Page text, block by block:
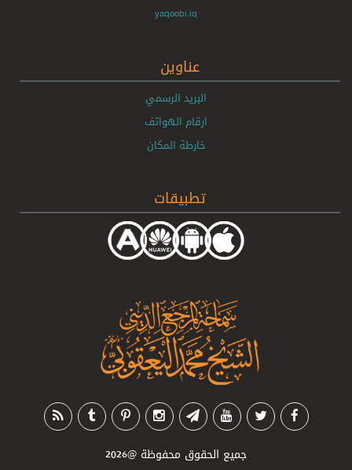
yaqoobi.iq
عناوين
البريد الرسمي
ارقام الهواتف
خارطة المكان
تطبيقات
جميع الحقوق محفوظة @2026